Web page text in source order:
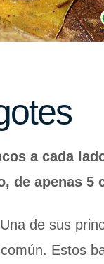
a cada
de apenas 5
de sus
Estos